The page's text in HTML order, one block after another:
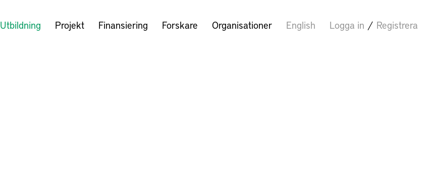
Utbildning Projekt Finansiering Forskare Organisationer English Logga in / Registrera